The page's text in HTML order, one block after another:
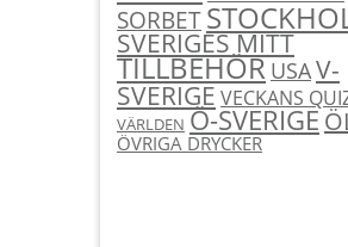
SORBET
SVERIGES MITT
TILLBEHÖR USAV-
SVERIGEVECKANS
VÄRLDEN Ö-SVERIGE
ÖVRIGA DRYCKER